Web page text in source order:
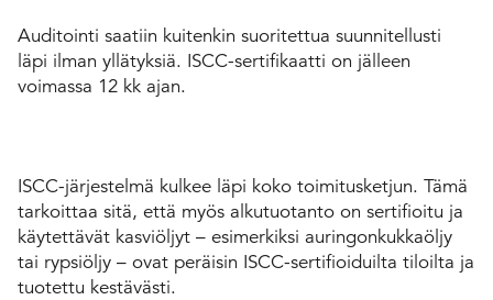
Auditointi saatiin kuitenkin suoritettua suunnitellusti
läpi ilman yllätyksiä. ISCC-sertifikaatti on jälleen
voimassa 12 kk ajan.
ISCC-järjestelmä kulkee läpi koko toimitusketjun. Tämä
tarkoittaa sitä, että myös alkutuotanto on sertifioitu ja
käytettävät kasviöljyt – esimerkiksi auringonkukkaöljy
tai rypsiöljy – ovat peräisin ISCC-sertifioiduilta tiloilta ja
tuotettu kestävästi.